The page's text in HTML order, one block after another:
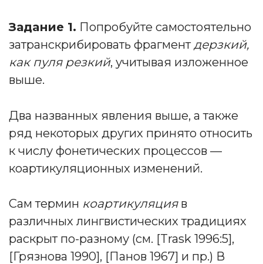
Задание 1. Попробуйте самостоятельно
затранскрибировать фрагментдерзкий,
как пуля резкий, учитывая изложенное
выше.
Два названных явления выше, а также
ряд некоторых других принято относить
к числу фонетических процессов —
коартикуляционных изменений.
Сам термин коартикуляция в
различных лингвистических традициях
раскрыт по-разному (см. [Trask 1996:5],
[Грязнова 1990], [Панов 1967] и пр.) В